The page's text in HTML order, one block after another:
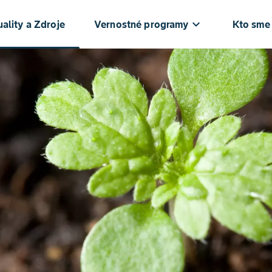
a Zdroje Vernostné programy keyboard_arrow_down Kto sme